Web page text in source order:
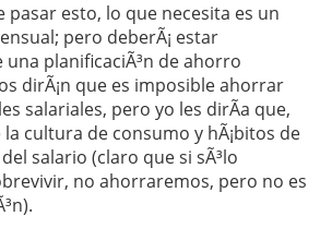
pasar esto, lo que necesita es un
pero deberÃ¡ estar
una planificaciÃ³n de ahorro
dirÃ¡n que es imposible ahorrar
salariales, pero yo les dirÃ­a que,
cultura de consumo y hÃ¡bitos de
salario (claro que si sÃ³lo
no ahorraremos, pero no es